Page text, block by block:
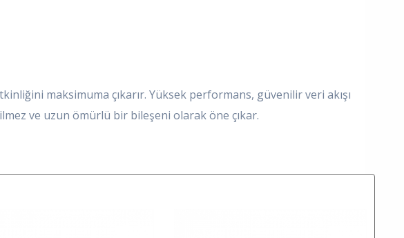
maksimuma çıkarır. Yüksek performans, güvenilir veri akışı
ve uzun ömürlü bir bileşeni olarak öne çıkar.